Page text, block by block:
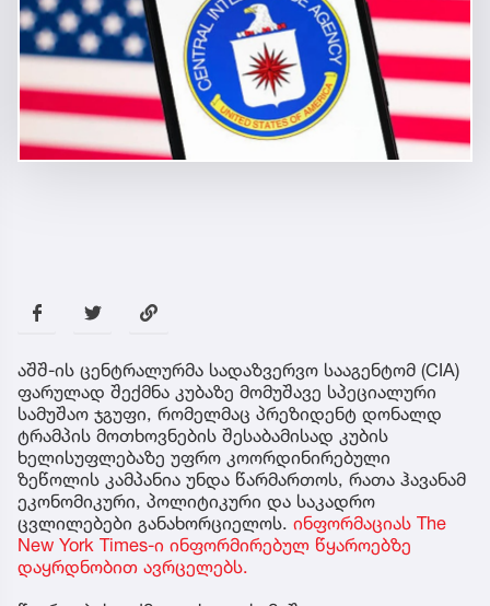
აშშ-ის ცენტრალურმა სადაზვერვო სააგენტომ (CIA)
ფარულად შექმნა კუბაზე მომუშავე სპეციალური
სამუშაო ჯგუფი, რომელმაც პრეზიდენტ დონალდ
ტრამპის მოთხოვნების შესაბამისად კუბის
ხელისუფლებაზე უფრო კოორდინირებული
ზეწოლის კამპანია უნდა წარმართოს, რათა ჰავანამ
ეკონომიკური, პოლიტიკური და საკადრო
ცვლილებები განახორციელოს. ინფორმაციას The
New York Times-ი ინფორმირებულ წყაროებზე
დაყრდნობით ავრცელებს.